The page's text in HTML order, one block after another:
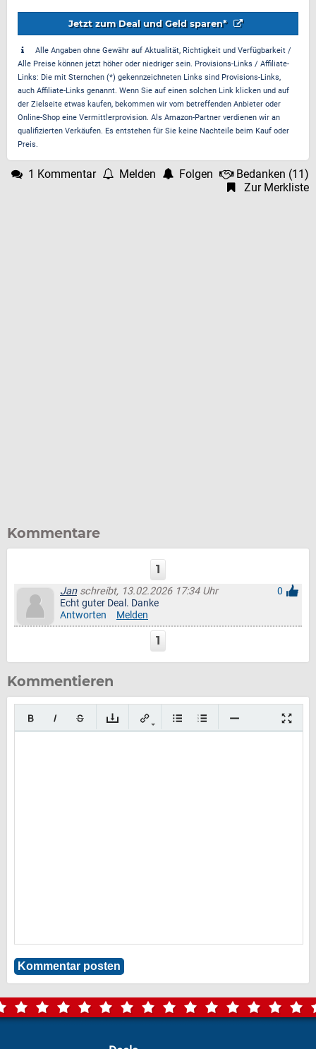
Jetzt zum Deal und Geld sparen*
Alle Angaben ohne Gewähr auf Aktualität, Richtigkeit und Verfügbarkeit /
Alle Preise können jetzt höher oder niedriger sein. Provisions-Links / Affiliate-
Links: Die mit Sternchen (*) gekennzeichneten Links sind Provisions-Links,
auch Affiliate-Links genannt. Wenn Sie auf einen solchen Link klicken und auf
der Zielseite etwas kaufen, bekommen wir vom betreffenden Anbieter oder
Online-Shop eine Vermittlerprovision. Als Amazon-Partner verdienen wir an
qualifizierten Verkäufen. Es entstehen für Sie keine Nachteile beim Kauf oder
Preis.
1 Kommentar Melden Folgen Bedanken (11)
Zur Merkliste
Kommentare
1
Janschreibt, 13.02.2026 17:34 Uhr
0
Echt guter Deal. Danke
Antworten
Melden
1
Kommentieren